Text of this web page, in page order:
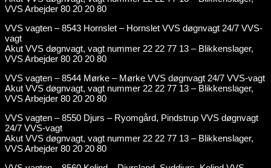
VVS Arbejder 80 20 20 80
VVS vagten – 8543 Hornslet – Hornslet VVS døgnvagt 24/7 VVS-
vagt
Akut VVS døgnvagt, vagt nummer 22 22 77 13 – Blikkenslager,
VVS Arbejder 80 20 20 80
VVS vagten – 8544 Mørke – Mørke VVS døgnvagt 24/7 VVS-vagt
Akut VVS døgnvagt, vagt nummer 22 22 77 13 – Blikkenslager,
VVS Arbejder 80 20 20 80
VVS vagten – 8550 Djurs – Ryomgård, Pindstrup VVS døgnvagt
24/7 VVS-vagt
Akut VVS døgnvagt, vagt nummer 22 22 77 13 – Blikkenslager,
VVS Arbejder 80 20 20 80